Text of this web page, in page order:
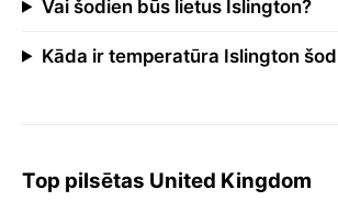
Vai šodien būs lietus Islington?
Kāda ir temperatūra Islington
Top pilsētas United Kingdom